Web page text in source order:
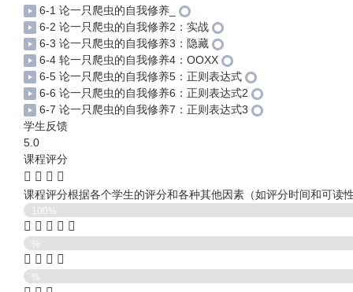
6-1 论一只爬虫的自我修养_
6-2 论一只爬虫的自我修养2：实战
6-3 论一只爬虫的自我修养3：隐藏
6-4 轮一只爬虫的自我修养4：OOXX
6-5 论一只爬虫的自我修养5：正则表达式
6-6 论一只爬虫的自我修养6：正则表达式2
6-7 论一只爬虫的自我修养7：正则表达式3
学生反馈
5.0
课程评分
课程评分根据各个学生的评分和各种其他因素（如评分时间和可读
100%
%
%